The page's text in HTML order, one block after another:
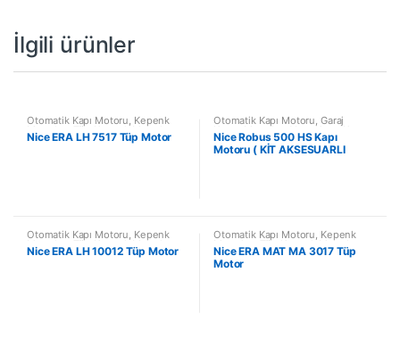
İlgili ürünler
Otomatik Kapı Motoru, Kepenk
Motorları, Tüp Kepenk Motorları
Nice ERA LH 7517 Tüp Motor
Otomatik Kapı Motoru, Garaj
Kapısı Motorları,Yana Kayar Kapı
Motorları
Nice Robus 500 HS Kapı
Motoru ( KİT AKSESUARLI
Otomatik Kapı Motoru, Kepenk
Motorları, Tüp Kepenk Motorları
Nice ERA LH 10012 Tüp Motor
Otomatik Kapı Motoru, Kepenk
Motorları, Tüp Kepenk Motorları
Nice ERA MAT MA 3017 Tüp
Motor